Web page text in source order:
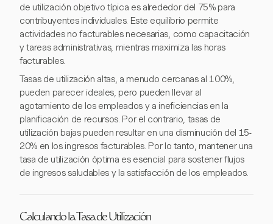
de utilización objetivo típica es alrededor del 75% para
contribuyentes individuales. Este equilibrio permite
actividades no facturables necesarias, como capacitación
y tareas administrativas, mientras maximiza las horas
facturables.
Tasas de utilización altas, a menudo cercanas al 100%,
pueden parecer ideales, pero pueden llevar al
agotamiento de los empleados y a ineficiencias en la
planificación de recursos. Por el contrario, tasas de
utilización bajas pueden resultar en una disminución del 15-
20% en los ingresos facturables. Por lo tanto, mantener una
tasa de utilización óptima es esencial para sostener flujos
de ingresos saludables y la satisfacción de los empleados.
Calculando la Tasa de Utilización